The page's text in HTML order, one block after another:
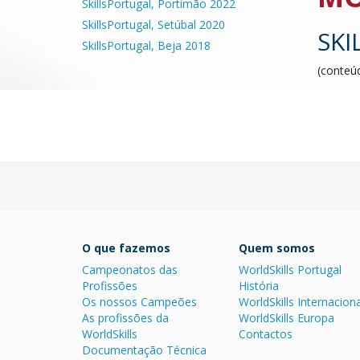
SkillsPortugal, Portimão 2022
SkillsPortugal, Setúbal 2020
SkillsPortugal, Beja 2018
O que fazemos
Campeonatos das
Profissões
Os nossos Campeões
As profissões da
WorldSkills
Documentação Técnica
Quem somos
WorldSkills Portugal
História
WorldSkills
WorldSkills Europa
Contactos